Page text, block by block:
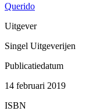
Querido
Uitgever
Singel Uitgeverijen
Publicatiedatum
14 februari 2019
ISBN